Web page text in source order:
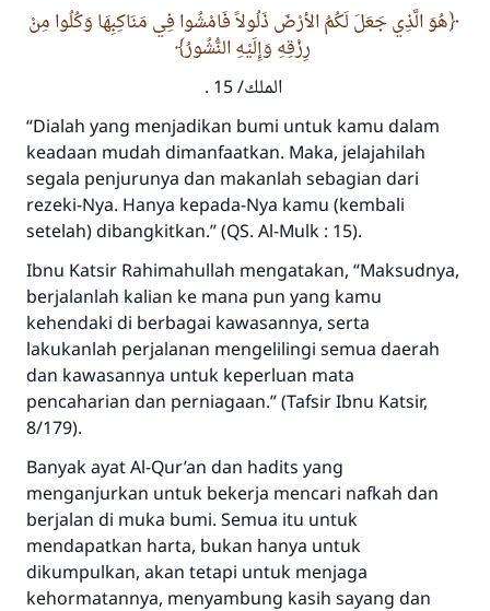
هُوَ الَّذِي جَعَلَ لَكُمُ الأرْضَ ذَلُولاً فَامْشُوا فِي مَنَاكِبِهَا وَكُلُوا مِنْ
رِزْقِهِ وَإِلَيْهِ النُّشُورُ
الملك/ 15
.
“Dialah yang menjadikan bumi untuk kamu dalam
keadaan mudah dimanfaatkan. Maka, jelajahilah
segala penjurunya dan makanlah sebagian dari
rezeki-Nya. Hanya kepada-Nya kamu (kembali
setelah) dibangkitkan.”(QS. Al-Mulk : 15).
Ibnu Katsir Rahimahullah mengatakan, “Maksudnya,
berjalanlah kalian ke mana pun yang kamu
kehendaki di berbagai kawasannya, serta
lakukanlah perjalanan mengelilingi semua daerah
dan kawasannya untuk keperluan mata
pencaharian dan perniagaan.” (Tafsir Ibnu Katsir,
8/179).
Banyak ayat Al-Qur’an dan hadits yang
menganjurkan untuk bekerja mencari nafkah dan
berjalan di muka bumi. Semua itu untuk
mendapatkan harta, bukan hanya untuk
dikumpulkan, akan tetapi untuk menjaga
kehormatannya, menyambung kasih sayang dan